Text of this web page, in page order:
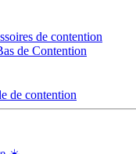
de contention
de Contention
de contention